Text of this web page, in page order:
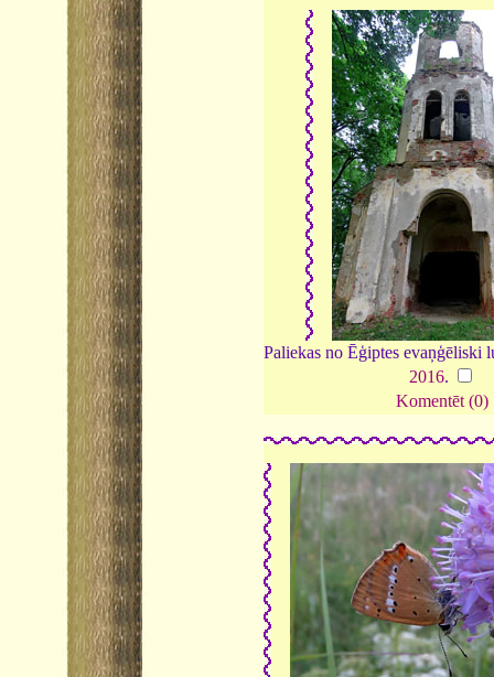
Paliekas no Ēģiptes evaņģēliski
2016.
Komentēt (0)